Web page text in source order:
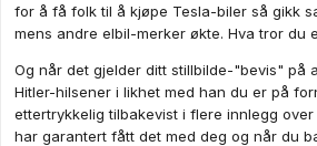
for å få folk til å kjøpe Tesla-biler så gikk
mens andre elbil-merker økte. Hva tror du
Og når det gjelder ditt stillbilde-"bevis" på
Hitler-hilsener i likhet med han du er på
ettertrykkelig tilbakevist i flere innlegg over
har garantert fått det med deg og når du